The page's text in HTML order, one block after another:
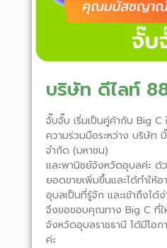
บริษัท ดีไลท์
จั๊บจั๊บ เริ่มเป็นคู่ค้ากับ Big C
ความร่วมมือระหว่าง บริษัท
จำกัด (มหาชน)
และพานิชย์จังหวัดอุบลค่ะ ด้
ยอดขายเพิ่มขึ้นและได้ทำให้
อุบลเป็นที่รู้จัก และเข้าถึงได้
จึงขอขอบคุณทาง Big C ที่ใ
จังหวัดอุบลราชธานี ได้มีโอก
ค่ะ